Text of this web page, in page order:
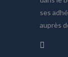
ses
auprès